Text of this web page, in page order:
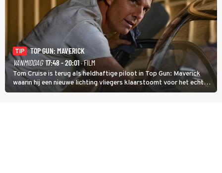
TIP
TOP GUN: MAVERICK
VANMIDDAG 17:48 - 20:01· FILM
Tom Cruise is terug als heldhaftige piloot in Top Gun: Maverick
waarin hij een nieuwe lichting vliegers klaarstoomt voor het echte
werk.